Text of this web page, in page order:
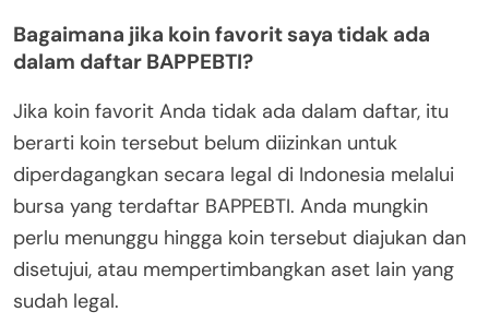
Bagaimana jika koin favorit saya tidak ada
dalam daftar BAPPEBTI?
Jika koin favorit Anda tidak ada dalam daftar, itu
berarti koin tersebut belum diizinkan untuk
diperdagangkan secara legal di Indonesia melalui
bursa yang terdaftar BAPPEBTI. Anda mungkin
perlu menunggu hingga koin tersebut diajukan dan
disetujui, atau mempertimbangkan aset lain yang
sudah legal.